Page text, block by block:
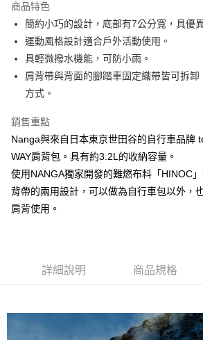
臺灣中小企業銀行
匯豐（台灣）商業銀行
華泰商
聯邦商業銀行
元大商業銀行
玉山商業銀行
星展（台
台灣樂天信用卡公司
Apple Pay
ATM付款
運送方式
全家取貨付款
付款後全家取貨
每筆NT$60，滿NT$490(含以上)免運費
7-11取貨付款
離島宅配
每筆NT$80，滿NT$490(含以上)免運費
商品特色
簡約小巧的設計，底部有7公分寬，具優
運動風格設計適合戶外活動使用。
具輕微撥水機能，可防小雨。
肩背帶與背面的腳踏車固定織帶皆可拆卸
方式。
銷售重點
Nanga與來自日本東京世田谷的自行車品牌
WAY肩背包。具有約3.2L的收納容量。
使用NANGA獨家開發的難燃布料「HINOC
背帶的兩用設計，可以做為自行車包以外，
肩背使用。
詳細說明 商品規格